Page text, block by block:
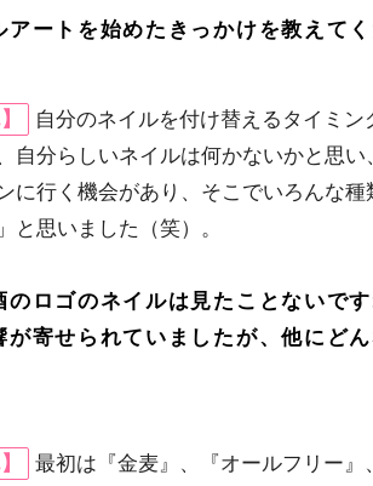
ートを始めたきっかけを教えてく
自分のネイルを付け替えるタイミ
自分らしいネイルは何かないかと思
に行く機会があり、そこでいろんな
と思いました（笑）。
ロゴのネイルは見たことないです
が寄せられていましたが、他にど
最初は『金麦』、『オールフリー